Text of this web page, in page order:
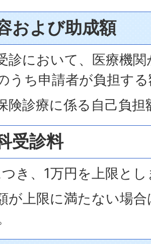
および助成額
診において、医療機
うち申請者が負担す
険診療に係る自己負
受診料
き、1万円を上限と
が上限に満たない場